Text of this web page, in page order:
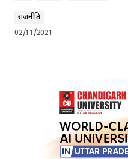
राजनीति
02/11/2021